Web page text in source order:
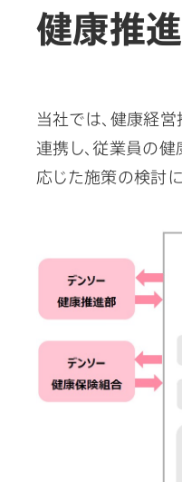
健康推
当社では、健康経
連携し、従業員の
応じた施策の検討